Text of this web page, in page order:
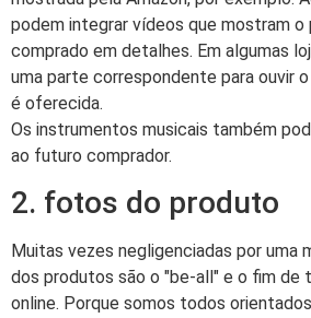
podem integrar vídeos que mostram o
comprado em detalhes. Em algumas
uma parte correspondente para ouvir
é oferecida.
Os instrumentos musicais também
ao futuro comprador.
2. fotos do produto
Muitas vezes negligenciadas por uma
dos produtos são o "be-all" e o fim de
online. Porque somos todos